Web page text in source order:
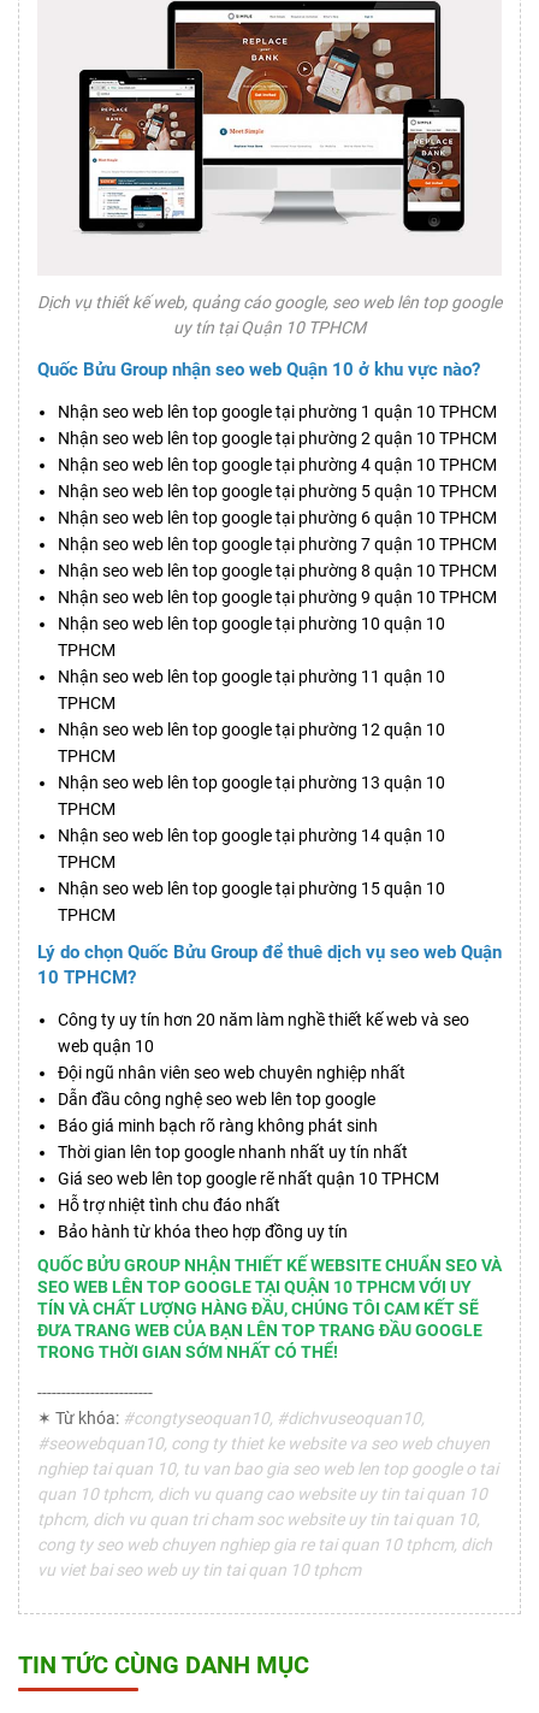
Dịch vụ thiết kế web, quảng cáo google, seo web lên top google
uy tín tại Quận 10 TPHCM
Quốc Bửu Group nhận seo web Quận 10 ở khu vực nào?
Nhận seo web lên top google tại phường 1 quận 10 TPHCM
Nhận seo web lên top google tại phường 2 quận 10 TPHCM
Nhận seo web lên top google tại phường 4 quận 10 TPHCM
Nhận seo web lên top google tại phường 5 quận 10 TPHCM
Nhận seo web lên top google tại phường 6 quận 10 TPHCM
Nhận seo web lên top google tại phường 7 quận 10 TPHCM
Nhận seo web lên top google tại phường 8 quận 10 TPHCM
Nhận seo web lên top google tại phường 9 quận 10 TPHCM
Nhận seo web lên top google tại phường 10 quận 10
TPHCM
Nhận seo web lên top google tại phường 11 quận 10
TPHCM
Nhận seo web lên top google tại phường 12 quận 10
TPHCM
Nhận seo web lên top google tại phường 13 quận 10
TPHCM
Nhận seo web lên top google tại phường 14 quận 10
TPHCM
Nhận seo web lên top google tại phường 15 quận 10
TPHCM
Lý do chọn Quốc Bửu Group để thuê dịch vụ seo web Quận
10 TPHCM?
Công ty uy tín hơn 20 năm làm nghề thiết kế web và seo
web quận 10
Đội ngũ nhân viên seo web chuyên nghiệp nhất
Dẫn đầu công nghệ seo web lên top google
Báo giá minh bạch rõ ràng không phát sinh
Thời gian lên top google nhanh nhất uy tín nhất
Giá seo web lên top google rẽ nhất quận 10 TPHCM
Hỗ trợ nhiệt tình chu đáo nhất
Bảo hành từ khóa theo hợp đồng uy tín
QUỐC BỬU GROUP NHẬN THIẾT KẾ WEBSITE CHUẨN SEO VÀ
SEO WEB LÊN TOP GOOGLE TẠI QUẬN 10 TPHCM VỚI UY
TÍN VÀ CHẤT LƯỢNG HÀNG ĐẦU, CHÚNG TÔI CAM KẾT SẼ
ĐƯA TRANG WEB CỦA BẠN LÊN TOP TRANG ĐẦU GOOGLE
TRONG THỜI GIAN SỚM NHẤT CÓ THỂ!
------------------------
✶ Từ khóa: #congtyseoquan10, #dichvuseoquan10,
#seowebquan10, cong ty thiet ke website va seo web chuyen
nghiep tai quan 10, tu van bao gia seo web len top google o tai
quan 10 tphcm, dich vu quang cao website uy tin tai quan 10
tphcm, dich vu quan tri cham soc website uy tin tai quan 10,
cong ty seo web chuyen nghiep gia re tai quan 10 tphcm, dich
vu viet bai seo web uy tin tai quan 10 tphcm
TIN TỨC CÙNG DANH MỤC